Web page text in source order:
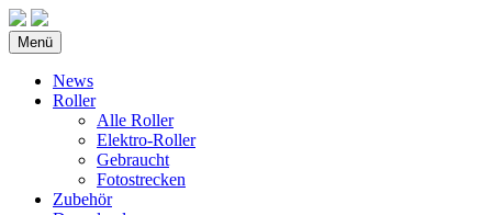
Menü
News
Roller
Alle Roller
Elektro-Roller
Gebraucht
Fotostrecken
Zubehör